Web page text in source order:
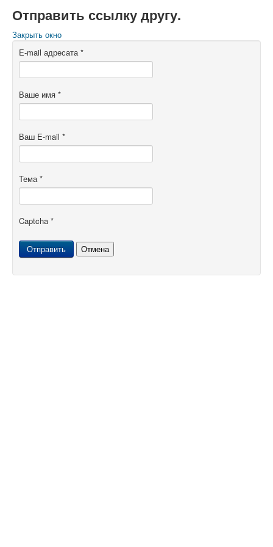
Отправить ссылку другу.
Закрыть окно
E-mail адресата*
Ваше имя *
Ваш E-mail *
Тема*
Captcha *
Отправить Отмена